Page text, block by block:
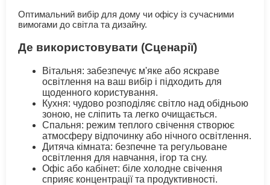
Оптимальний вибір для дому чи офісу із сучасними
вимогами до світла та дизайну.
Де використовувати (Сценарії)
Вітальня: забезпечує м'яке або яскраве
освітлення на ваш вибір і підходить для
щоденного користування.
Кухня: чудово розподіляє світло над обідньою
зоною, не сліпить та легко очищається.
Спальня: режим теплого свічення створює
атмосферу відпочинку або нічного освітлення.
Дитяча кімната: безпечне та регульоване
освітлення для навчання, ігор та сну.
Офіс або кабінет: біле холодне свічення
сприяє концентрації та продуктивності.